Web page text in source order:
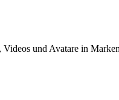
und Avatare in